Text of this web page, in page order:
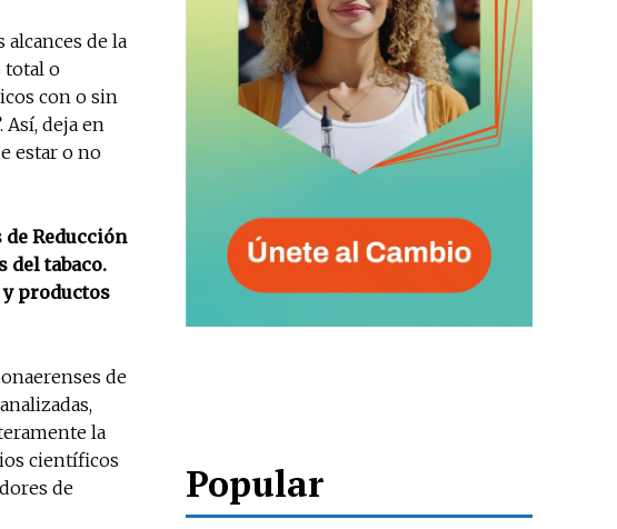
alcances de la
total o
con o sin
deja en
estar o no
Reducción
del tabaco.
productos
de
la
científicos
de
Popular